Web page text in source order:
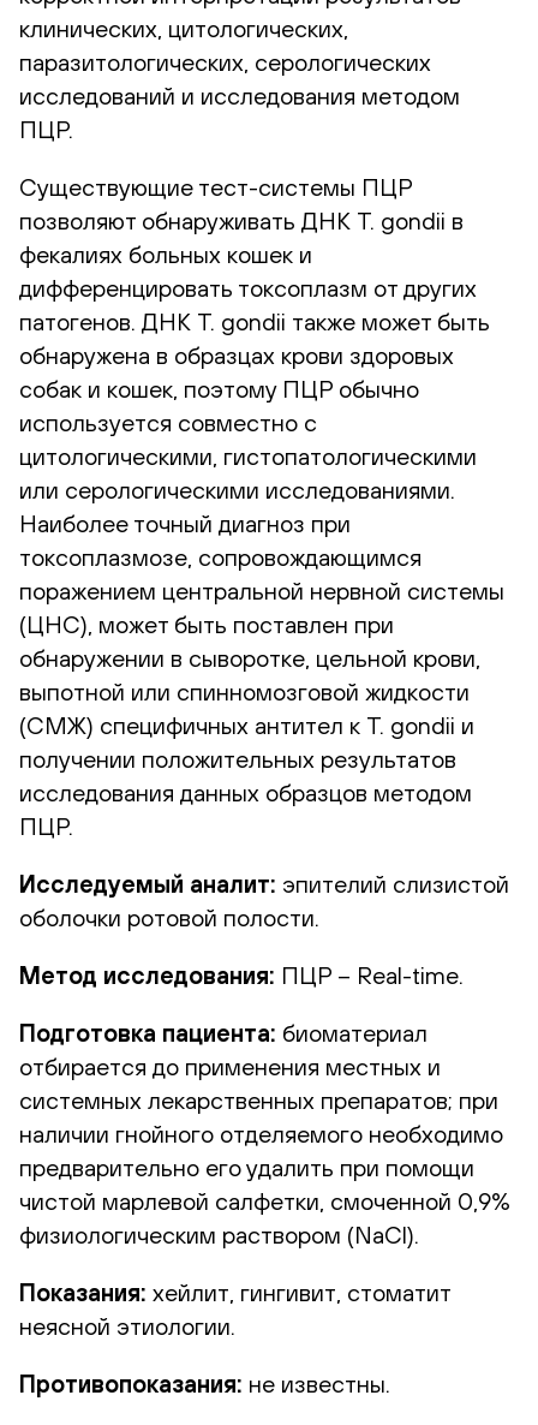
клинических, цитологических,
паразитологических, серологических
исследований и исследования методом
ПЦР.
Существующие тест-системы ПЦР
позволяют обнаруживать ДНК T. gondii в
фекалиях больных кошек и
дифференцировать токсоплазм от других
патогенов. ДНК T. gondii также может быть
обнаружена в образцах крови здоровых
собак и кошек, поэтому ПЦР обычно
используется совместно с
цитологическими, гистопатологическими
или серологическими исследованиями.
Наиболее точный диагноз при
токсоплазмозе, сопровождающимся
поражением центральной нервной системы
(ЦНС), может быть поставлен при
обнаружении в сыворотке, цельной крови,
выпотной или спинномозговой жидкости
(СМЖ) специфичных антител к T. gondii и
получении положительных результатов
исследования данных образцов методом
ПЦР.
Исследуемый аналит: эпителий слизистой
оболочки ротовой полости.
Метод исследования: ПЦР – Real-time.
Подготовка пациента: биоматериал
отбирается до применения местных и
системных лекарственных препаратов; при
наличии гнойного отделяемого необходимо
предварительно его удалить при помощи
чистой марлевой салфетки, смоченной 0,9%
физиологическим раствором (NaCl).
Показания: хейлит, гингивит, стоматит
неясной этиологии.
Противопоказания: не известны.